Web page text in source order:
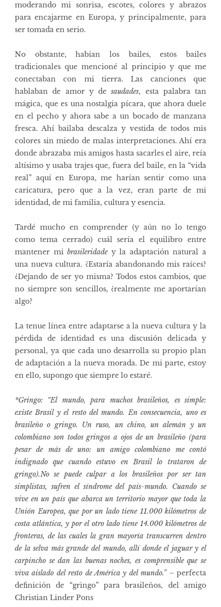
moderando mi sonrisa, escotes, colores y abrazos
para encajarme en Europa, y principalmente, para
ser tomada en serio.
No obstante, habían los bailes, estos bailes
tradicionales que mencioné al principio y que me
conectaban con mi tierra. Las canciones que
hablaban de amor y desaudades, esta palabra tan
mágica, que es una nostalgia pícara, que ahora duele
en el pecho y ahora sabe a un bocado de manzana
fresca. Ahí bailaba descalza y vestida de todos mis
colores sin miedo de malas interpretaciones. Ahí era
donde abrazaba mis amigos hasta sacarles el aire, reía
altísimo y usaba trajes que, fuera del baile, en la “vida
real” aquí en Europa, me harían sentir como una
caricatura, pero que a la vez, eran parte de mi
identidad, de mi familia, cultura y esencia.
Tardé mucho en comprender (y aún no lo tengo
como tema cerrado) cuál sería el equilibro entre
mantener mibrasileridadey la adaptación natural a
una nueva cultura. ¿Estaría abandonando mis raíces?
¿Dejando de ser yo misma? Todos estos cambios, que
no siempre son sencillos, ¿realmente me aportarían
algo?
La tenue línea entre adaptarse a la nueva cultura y la
pérdida de identidad es una discusión delicada y
personal, ya que cada uno desarrolla su propio plan
de adaptación a la nueva morada. De mi parte, estoy
en ello, supongo que siempre lo estaré.
*Gringo: “El mundo, para muchos brasileños, es simple:
existe Brasil y el resto del mundo. En consecuencia, uno es
brasileño o gringo. Un ruso, un chino, un alemán y un
colombiano son todos gringos a ojos de un brasileño (para
pesar de más de uno: un amigo colombiano me contó
indignado que cuando estuvo en Brasil lo trataron de
gringo).No se puede culpar a los brasileños por ser tan
simplistas, sufren el síndrome del país-mundo. Cuando se
vive en un país que abarca un territorio mayor que toda la
Unión Europea, que por un lado tiene 11.000 kilómetros de
costa atlántica, y por el otro lado tiene 14.000 kilómetros de
fronteras, de las cuales la gran mayoría transcurren dentro
de la selva más grande del mundo, allí donde el jaguar y el
carpincho se dan las buenas noches, es comprensible que se
viva aislado del resto de América y del mundo.”– perfecta
definición de “gringo” para brasileños, del amigo
Christian Linder Pons